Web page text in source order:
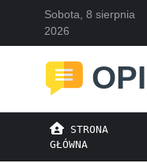
Sobota, 8 sierpnia
2026
OPI
STRONA
GŁÓWNA